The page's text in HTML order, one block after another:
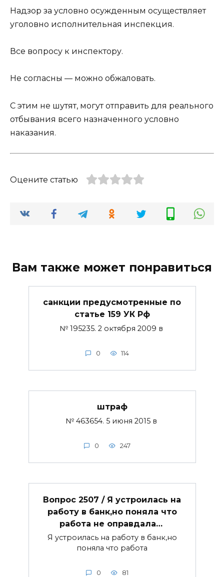
Надзор за условно осужденным осуществляет
уголовно исполнительная инспекция.
Все вопросу к инспектору.
Не согласны — можно обжаловать.
С этим не шутят, могут отправить для реального
отбывания всего назначенного условно
наказания.
Оцените статью
Вам также может понравиться
санкции предусмотренные по
статье 159 УК Рф
№ 195235. 2 октября 2009 в
0 114
штраф
№ 463654. 5 июня 2015 в
0 247
Вопрос 2507 / Я устроилась на
работу в банк,но поняла что
работа не оправдала…
Я устроилась на работу в банк,но
поняла что работа
0 81